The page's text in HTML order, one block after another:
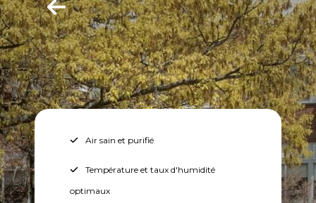
Air sain et purifié
Température et taux d'humidité
optimaux